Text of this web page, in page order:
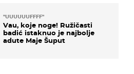
"UUUUUUFFFF"
Vau, koje noge! Ružičasti
badić istaknuo je najbolje
adute Maje Šuput